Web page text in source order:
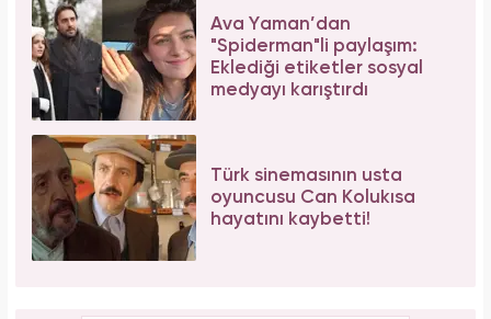
Ava Yaman’dan
"Spiderman"li paylaşım:
Eklediği etiketler sosyal
medyayı karıştırdı
Türk sinemasının usta
oyuncusu Can Kolukısa
hayatını kaybetti!